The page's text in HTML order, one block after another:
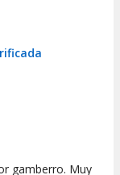
gamberro. Muy